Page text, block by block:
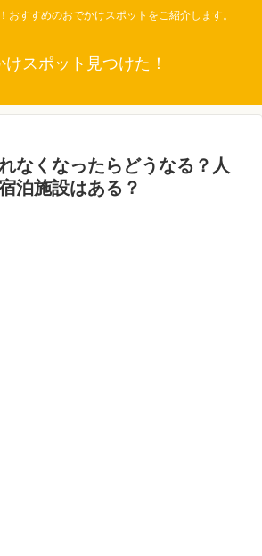
おすすめのおでかけスポットをご紹介します。
けスポット見つけた！
なくなったらどうなる？人
泊施設はある？